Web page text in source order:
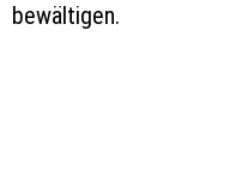
bewältigen.